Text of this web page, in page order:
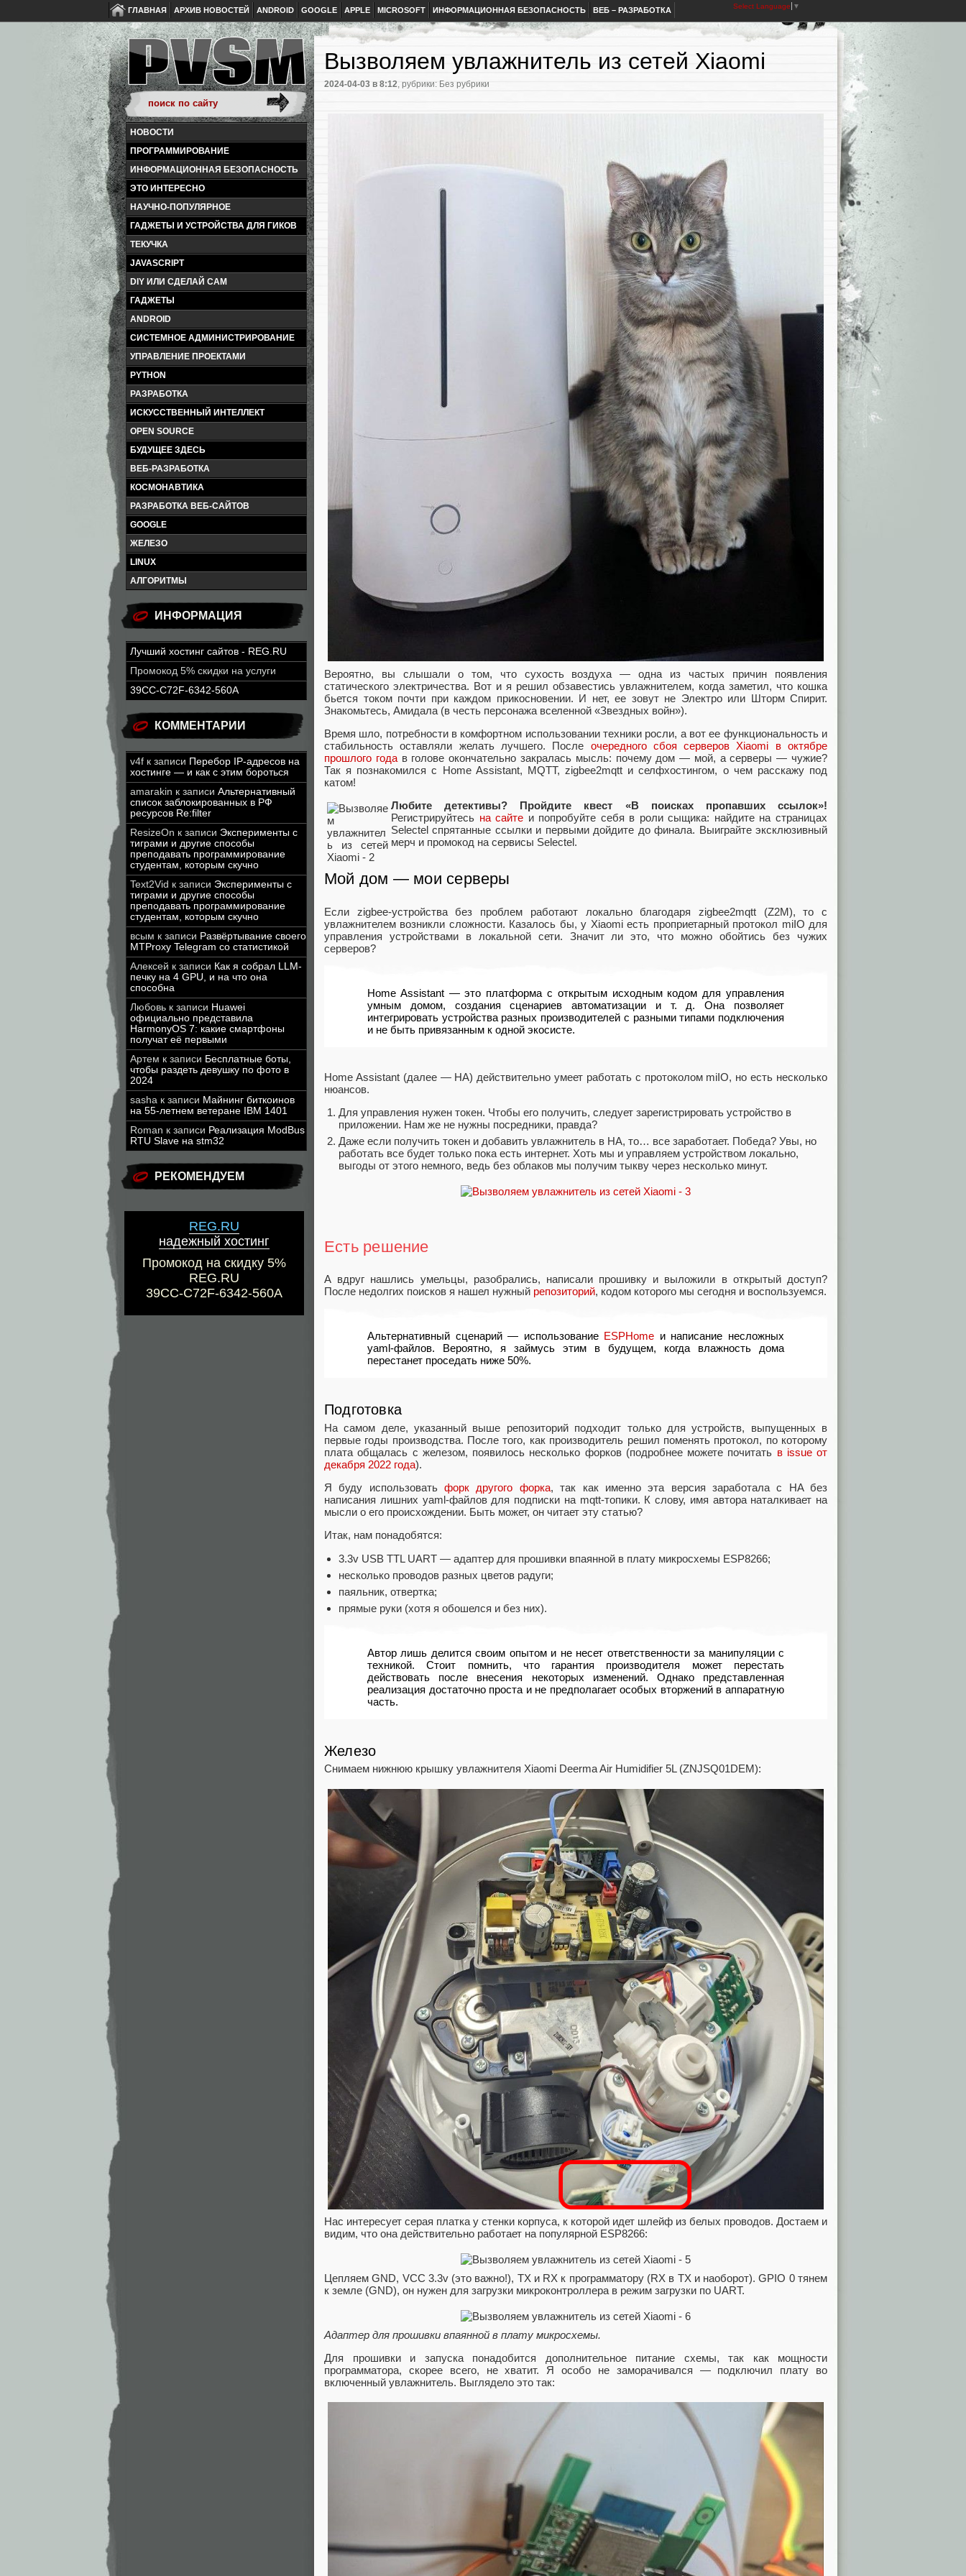
ГЛАВНАЯ АРХИВ НОВОСТЕЙ ANDROID GOOGLE APPLE MICROSOFT ИНФОРМАЦИОННАЯ БЕЗОПАСНОСТЬ ВЕБ – РАЗРАБОТКА Select Language ▼
НОВОСТИ
ПРОГРАММИРОВАНИЕ
ИНФОРМАЦИОННАЯ БЕЗОПАСНОСТЬ
ЭТО ИНТЕРЕСНО
НАУЧНО-ПОПУЛЯРНОЕ
ГАДЖЕТЫ И УСТРОЙСТВА ДЛЯ ГИКОВ
ТЕКУЧКА
JAVASCRIPT
DIY ИЛИ СДЕЛАЙ САМ
ГАДЖЕТЫ
ANDROID
СИСТЕМНОЕ АДМИНИСТРИРОВАНИЕ
УПРАВЛЕНИЕ ПРОЕКТАМИ
PYTHON
РАЗРАБОТКА
ИСКУССТВЕННЫЙ ИНТЕЛЛЕКТ
OPEN SOURCE
БУДУЩЕЕ ЗДЕСЬ
ВЕБ-РАЗРАБОТКА
КОСМОНАВТИКА
РАЗРАБОТКА ВЕБ-САЙТОВ
GOOGLE
ЖЕЛЕЗО
LINUX
АЛГОРИТМЫ
ИНФОРМАЦИЯ
Лучший хостинг сайтов - REG.RU
Промокод 5% скидки на услуги
39CC-C72F-6342-560A
КОММЕНТАРИИ
v4f к записи Перебор IP-адресов на
хостинге — и как с этим бороться
amarakin к записи Альтернативный
список заблокированных в РФ
ресурсов Re:filter
ResizeOn к записи Эксперименты с
тиграми и другие способы
преподавать программирование
студентам, которым скучно
Text2Vid к записи Эксперименты с
тиграми и другие способы
преподавать программирование
студентам, которым скучно
всым к записи Развёртывание своего
MTProxy Telegram со статистикой
Алексей к записи Как я собрал LLM-
печку на 4 GPU, и на что она
способна
Любовь к записи Huawei
официально представила
HarmonyOS 7: какие смартфоны
получат её первыми
Артем к записи Бесплатные боты,
чтобы раздеть девушку по фото в
2024
sasha к записи Майнинг биткоинов
на 55-летнем ветеране IBM 1401
Roman к записи Реализация ModBus
RTU Slave на stm32
РЕКОМЕНДУЕМ
REG.RU
надежный хостинг
Промокод на скидку 5%
REG.RU
39CC-C72F-6342-560A
Вызволяем увлажнитель из сетей Xiaomi
2024-04-03 в 8:12, рубрики: Без рубрики
Вероятно, вы слышали о том, что сухость воздуха — одна из частых причин появления
статического электричества. Вот и я решил обзавестись увлажнителем, когда заметил, что кошка
бьется током почти при каждом прикосновении. И нет, ее зовут не Электро или Шторм Спирит.
Знакомьтесь, Амидала (в честь персонажа вселенной «Звездных войн»).
Время шло, потребности в комфортном использовании техники росли, а вот ее функциональность и
стабильность оставляли желать лучшего. После очередного сбоя серверов Xiaomi в октябре
прошлого годав голове окончательно закралась мысль: почему дом — мой, а серверы — чужие?
Так я познакомился с Home Assistant, MQTT, zigbee2mqtt и селфхостингом, о чем расскажу под
катом!
Любите детективы? Пройдите квест «В поисках пропавших ссылок»!
Регистрируйтесь на сайте и попробуйте себя в роли сыщика: найдите на страницах
Selectel спрятанные ссылки и первыми дойдите до финала. Выиграйте эксклюзивный
мерч и промокод на сервисы Selectel.
Мой дом — мои серверы
Если zigbee-устройства без проблем работают локально благодаря zigbee2mqtt (Z2M), то с
увлажнителем возникли сложности. Казалось бы, у Xiaomi есть проприетарный протокол miIO для
управления устройствами в локальной сети. Значит ли это, что можно обойтись без чужих
серверов?
Home Assistant — это платформа с открытым исходным кодом для управления
умным домом, создания сценариев автоматизации и т. д. Она позволяет
интегрировать устройства разных производителей с разными типами подключения
и не быть привязанным к одной экосисте.
Home Assistant (далее — HA) действительно умеет работать с протоколом miIO, но есть несколько
нюансов.
Для управления нужен токен. Чтобы его получить, следует зарегистрировать устройство в
приложении. Нам же не нужны посредники, правда?
Даже если получить токен и добавить увлажнитель в HA, то… все заработает. Победа? Увы, но
работать все будет только пока есть интернет. Хоть мы и управляем устройством локально,
выгоды от этого немного, ведь без облаков мы получим тыкву через несколько минут.
Есть решение
А вдруг нашлись умельцы, разобрались, написали прошивку и выложили в открытый доступ?
После недолгих поисков я нашел нужный репозиторий, кодом которого мы сегодня и воспользуемся.
Альтернативный сценарий — использование ESPHome и написание несложных
yaml-файлов. Вероятно, я займусь этим в будущем, когда влажность дома
перестанет проседать ниже 50%.
Подготовка
На самом деле, указанный выше репозиторий подходит только для устройств, выпущенных в
первые годы производства. После того, как производитель решил поменять протокол, по которому
плата общалась с железом, появилось несколько форков (подробнее можете почитать в issue от
декабря 2022 года).
Я буду использоватьфорк другого форка, так как именно эта версия заработала c HA без
написания лишних yaml-файлов для подписки на mqtt-топики. К слову, имя автора наталкивает на
мысли о его происхождении. Быть может, он читает эту статью?
Итак, нам понадобятся:
3.3v USB TTL UART — адаптер для прошивки впаянной в плату микросхемы ESP8266;
несколько проводов разных цветов радуги;
паяльник, отвертка;
прямые руки (хотя я обошелся и без них).
Автор лишь делится своим опытом и не несет ответственности за манипуляции с
техникой. Стоит помнить, что гарантия производителя может перестать
действовать после внесения некоторых изменений. Однако представленная
реализация достаточно проста и не предполагает особых вторжений в аппаратную
часть.
Железо
Снимаем нижнюю крышку увлажнителя Xiaomi Deerma Air Humidifier 5L (ZNJSQ01DEM):
Нас интересует серая платка у стенки корпуса, к которой идет шлейф из белых проводов. Достаем и
видим, что она действительно работает на популярной ESP8266:
Цепляем GND, VCC 3.3v (это важно!), TX и RX к программатору (RX в TX и наоборот). GPIO 0 тянем
к земле (GND), он нужен для загрузки микроконтроллера в режим загрузки по UART.
Адаптер для прошивки впаянной в плату микросхемы.
Для прошивки и запуска понадобится дополнительное питание схемы, так как мощности
программатора, скорее всего, не хватит. Я особо не заморачивался — подключил плату во
включенный увлажнитель. Выглядело это так: